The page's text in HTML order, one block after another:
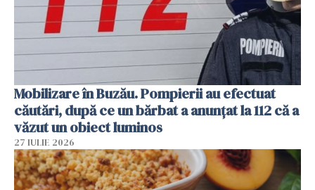
Mobilizare în Buzău. Pompierii au efectuat
căutări, după ce un bărbat a anunțat la 112 că a
văzut un obiect luminos
27 IULIE 2026